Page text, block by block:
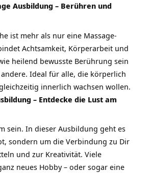
Ausbildung – Berühren und
ist mehr als nur eine Massage-
Achtsamkeit, Körperarbeit und
heilend bewusste Berührung sein
Ideal für alle, die körperlich
innerlich wachsen wollen.
– Entdecke die Lust am
sein. In dieser Ausbildung geht es
sondern um die Verbindung zu Dir
und zur Kreativität. Viele
neues Hobby – oder sogar eine